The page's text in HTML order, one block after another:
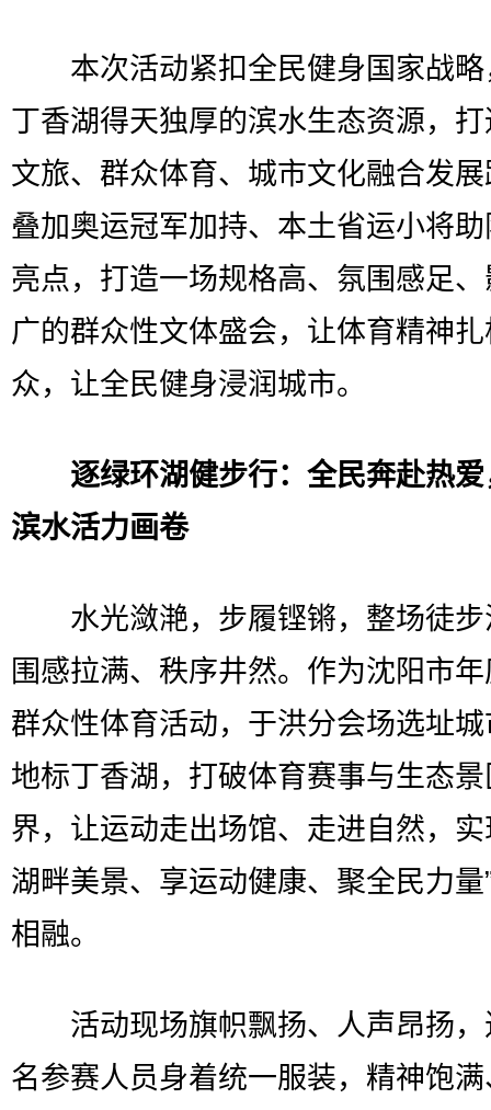
本次活动紧扣全民健身国家战略
丁香湖得天独厚的滨水生态资源，
文旅、群众体育、城市文化融合发
叠加奥运冠军加持、本土省运小将
亮点，打造一场规格高、氛围感足
广的群众性文体盛会，让体育精神
众，让全民健身浸润城市。
逐绿环湖健步行：全民奔赴热
滨水活力画卷
水光潋滟，步履铿锵，整场徒步
围感拉满、秩序井然。作为沈阳市
群众性体育活动，于洪分会场选址
地标丁香湖，打破体育赛事与生态
界，让运动走出场馆、走进自然，实
湖畔美景、享运动健康、聚全民力量
相融。
活动现场旗帜飘扬、人声昂扬，
名参赛人员身着统一服装，精神饱